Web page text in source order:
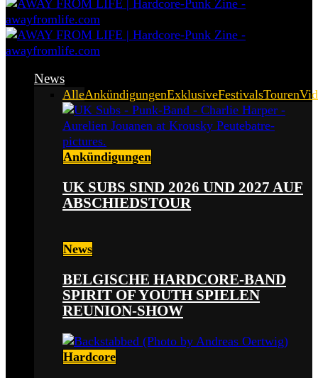
News
AlleAnkündigungenExklusiveFestivalsTouren
Ankündigungen
UK SUBS SIND 2026 UND 2027 AUF
ABSCHIEDSTOUR
News
BELGISCHE HARDCORE-BAND
SPIRIT OF YOUTH SPIELEN
REUNION-SHOW
Hardcore